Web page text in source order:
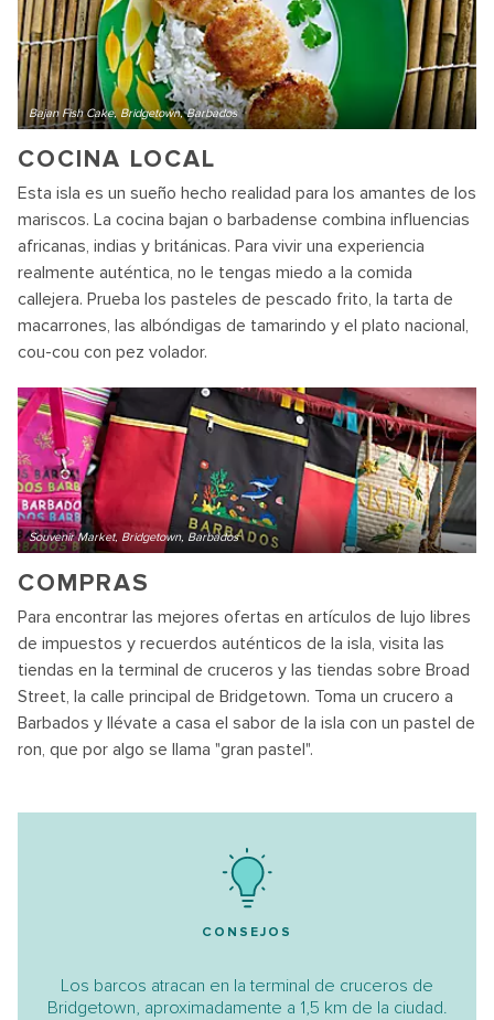
Bajan Fish Cake, Bridgetown, Barbados
COCINA LOCAL
Esta isla es un sueño hecho realidad para los amantes de los
mariscos. La cocina bajan o barbadense combina influencias
africanas, indias y británicas. Para vivir una experiencia
realmente auténtica, no le tengas miedo a la comida
callejera. Prueba los pasteles de pescado frito, la tarta de
macarrones, las albóndigas de tamarindo y el plato nacional,
cou-cou con pez volador.
Souvenir Market, Bridgetown, Barbados
COMPRAS
Para encontrar las mejores ofertas en artículos de lujo libres
de impuestos y recuerdos auténticos de la isla, visita las
tiendas en la terminal de cruceros y las tiendas sobre Broad
Street, la calle principal de Bridgetown. Toma un crucero a
Barbados y llévate a casa el sabor de la isla con un pastel de
ron, que por algo se llama "gran pastel".
CONSEJOS
Los barcos atracan en la terminal de cruceros de
Bridgetown, aproximadamente a 1,5 km de la ciudad.